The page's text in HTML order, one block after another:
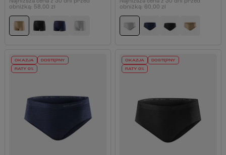
Najniższa cena z 30 dni przed
obniżką: 58,00 zł
Najniższa cena z 30 dni przed
obniżką: 60,00 zł
OKAZJA DOSTĘPNY
RATY 0%
OKAZJA DOSTĘPNY
RATY 0%